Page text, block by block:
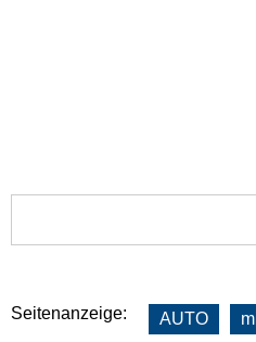
Seitenanzeige: AUTO